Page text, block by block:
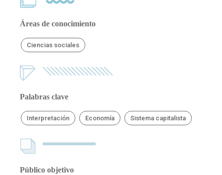
Áreas de conocimiento
Ciencias sociales
Palabras clave
Interpretación Economía Sistema capitalista
Público objetivo